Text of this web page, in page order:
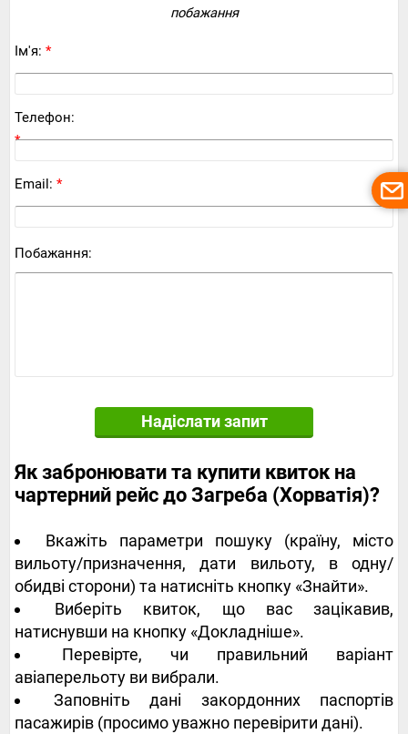
побажання
Ім'я: *
Телефон:
*
Email: *
Побажання:
Надіслати запит
Як забронювати та купити квиток на
чартерний рейс до Загреба (Хорватія)?
Вкажіть параметри пошуку (країну, місто
вильоту/призначення, дати вильоту, в одну/
обидві сторони) та натисніть кнопку «Знайти».
Виберіть квиток, що вас зацікавив,
натиснувши на кнопку «Докладніше».
Перевірте, чи правильний варіант
авіаперельоту ви вибрали.
Заповніть дані закордонних паспортів
пасажирів (просимо уважно перевірити дані).